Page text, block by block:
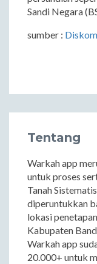
Sandi Negara
sumber :
Tentang
Warkah app
untuk proses
Tanah
diperuntukkan
lokasi
Kabupaten
Warkah app
20.000+ untuk